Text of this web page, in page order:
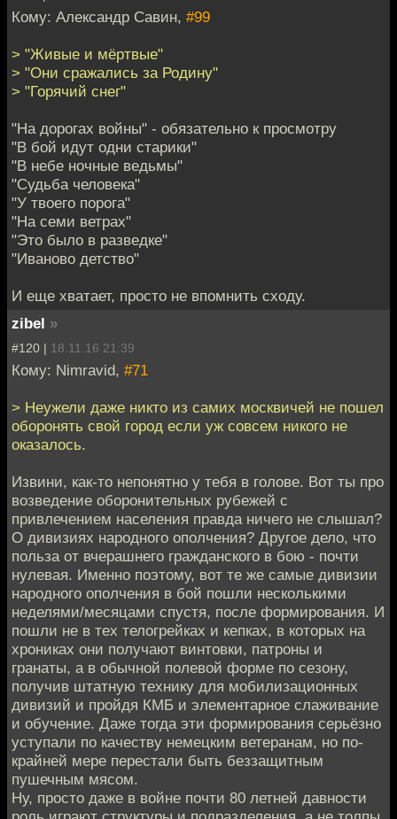
Кому: Александр Савин, #99
> "Живые и мёртвые"
> "Они сражались за Родину"
> "Горячий снег"
"На дорогах войны" - обязательно к просмотру
"В бой идут одни старики"
"В небе ночные ведьмы"
"Судьба человека"
"У твоего порога"
"На семи ветрах"
"Это было в разведке"
"Иваново детство"
И еще хватает, просто не впомнить сходу.
zibel »
#120 | 18.11.16 21:39
Кому: Nimravid, #71
> Неужели даже никто из самих москвичей не пошел
оборонять свой город если уж совсем никого не
оказалось.
Извини, как-то непонятно у тебя в голове. Вот ты про
возведение оборонительных рубежей с
привлечением населения правда ничего не слышал?
О дивизиях народного ополчения? Другое дело, что
польза от вчерашнего гражданского в бою - почти
нулевая. Именно поэтому, вот те же самые дивизии
народного ополчения в бой пошли несколькими
неделями/месяцами спустя, после формирования. И
пошли не в тех телогрейках и кепках, в которых на
хрониках они получают винтовки, патроны и
гранаты, а в обычной полевой форме по сезону,
получив штатную технику для мобилизационных
дивизий и пройдя КМБ и элементарное слаживание
и обучение. Даже тогда эти формирования серьёзно
уступали по качеству немецким ветеранам, но по-
крайней мере перестали быть беззащитным
пушечным мясом.
Ну, просто даже в войне почти 80 летней давности